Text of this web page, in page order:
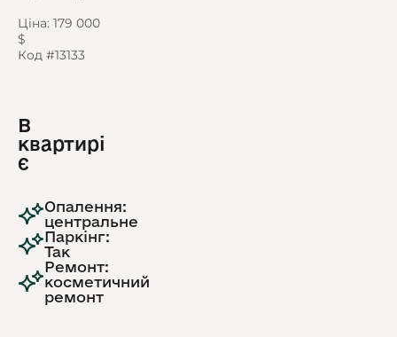
Ціна: 179 000
$
Код #13133
В
квартирі
є
Опалення:
центральне
Паркінг:
Так
Ремонт:
косметичний
ремонт